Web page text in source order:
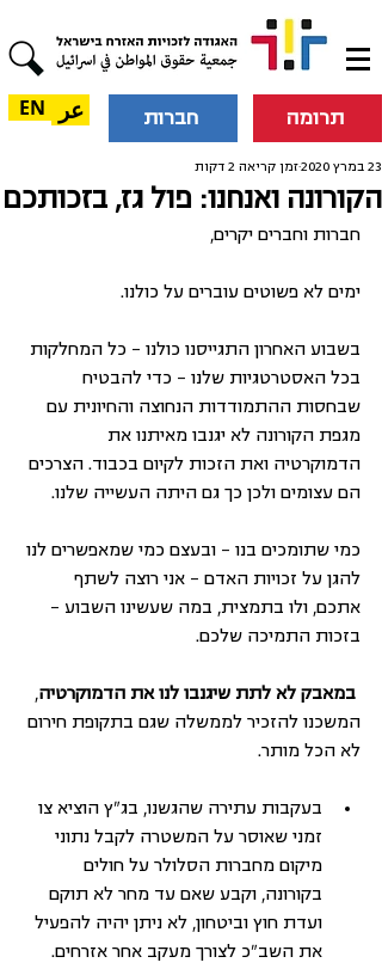
תרומה חברות عر EN
הקורונה ואנחנו: פול גז, בזכותכם
23 במרץ 2020 זמן קריאה 2 דקות
חברות וחברים יקרים,
ימים לא פשוטים עוברים על כולנו.
בשבוע האחרון התגייסנו כולנו – כל המחלקות
בכל האסטרטגיות שלנו – כדי להבטיח
שבחסות ההתמודדות הנחוצה והחיונית עם
מגפת הקורונה לא יגנבו מאיתנו את
הדמוקרטיה ואת הזכות לקיום בכבוד. הצרכים
הם עצומים ולכן כך גם היתה העשייה שלנו.
כמי שתומכים בנו – ובעצם כמי שמאפשרים לנו
להגן על זכויות האדם – אני רוצה לשתף
אתכם, ולו בתמצית, במה שעשינו השבוע –
בזכות התמיכה שלכם.
במאבק לא לתת שיגנבו לנו את הדמוקרטיה,
המשכנו להזכיר לממשלה שגם בתקופת חירום
לא הכל מותר.
בעקבות עתירה שהגשנו, בג"ץ הוציא צו
זמני שאוסר על המשטרה לקבל נתוני
מיקום מחברות הסלולר על חולים
בקורונה, וקבע שאם עד מחר לא תוקם
ועדת חוץ וביטחון, לא ניתן יהיה להפעיל
את השב"כ לצורך מעקב אחר אזרחים.